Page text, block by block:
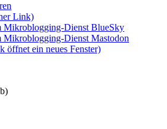
Link)
Mikroblogging-Dienst BlueSky
Mikroblogging-Dienst Mastodon
öffnet ein neues Fenster)